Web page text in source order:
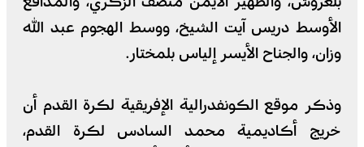
الأوسط دريس آيت الشيخ، ووسط الهجوم عبد الله
وزان، والجناح الأيسر إلياس بلمختار.
وذكر موقع الكونفدرالية الإفريقية لكرة القدم أن
خريج أكاديمية محمد السادس لكرة القدم،